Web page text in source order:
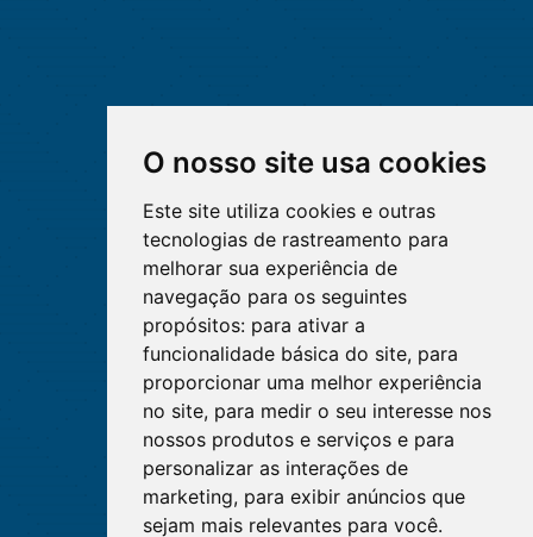
O nosso site usa cookies
Este site utiliza cookies e outras
tecnologias de rastreamento para
melhorar sua experiência de
navegação para os seguintes
propósitos: para ativar a
funcionalidade básica do site, para
proporcionar uma melhor experiência
no site, para medir o seu interesse nos
nossos produtos e serviços e para
personalizar as interações de
marketing, para exibir anúncios que
sejam mais relevantes para você.